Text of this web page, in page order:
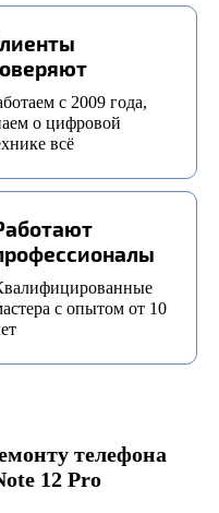
с 2009 года,
о цифровой
всё
с опытом от 10
телефона
12 Pro